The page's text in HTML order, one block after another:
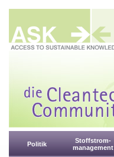
Politik
Stoffstrom-
management